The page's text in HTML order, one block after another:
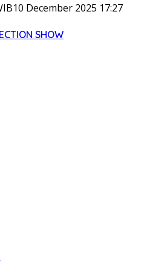
10 December 2025 17:27
SHOW